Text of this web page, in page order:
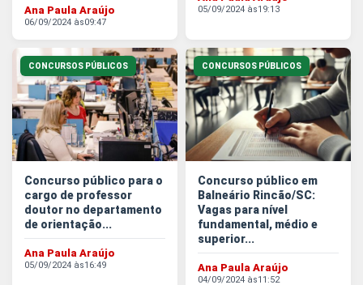
Ana Paula Araújo
06/09/2024 às09:47
05/09/2024 às19:13
CONCURSOS PÚBLICOS
Concurso público para o
cargo de professor
doutor no departamento
de orientação...
Ana Paula Araújo
05/09/2024 às16:49
CONCURSOS PÚBLICOS
Concurso público em
Balneário Rincão/SC:
Vagas para nível
fundamental, médio e
superior...
Ana Paula Araújo
04/09/2024 às11:52